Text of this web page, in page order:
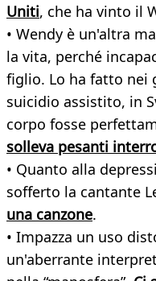
Uniti, che ha vinto il
• Wendy è un'altra
la vita, perché
figlio. Lo ha fatto nei
suicidio assistito, in
corpo fosse
solleva pesanti
• Quanto alla
sofferto la cantante
una canzone.
• Impazza un uso
un'aberrante